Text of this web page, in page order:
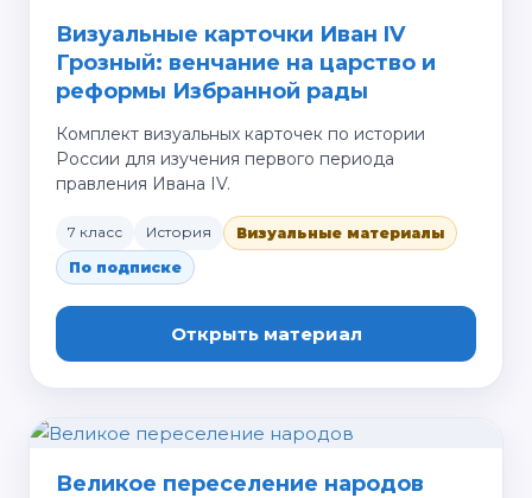
Визуальные карточки Иван IV
Грозный: венчание на царство и
реформы Избранной рады
Комплект визуальных карточек по истории
России для изучения первого периода
правления Ивана IV.
7 класс История
Визуальные материалы
По подписке
Открыть материал
Великое переселение народов